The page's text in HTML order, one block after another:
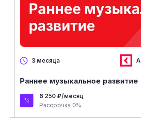
3 месяца
Раннее музыкальное развитие
6 250 ₽/месяц
Рассрочка 0%